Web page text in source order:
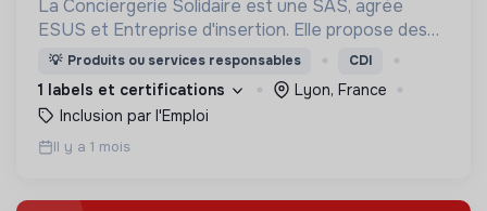
La Conciergerie Solidaire est une SAS, agrée
ESUS et Entreprise d'insertion. Elle propose des
services de conciergerie locaux et solidaires dans
les entreprises, Tiers Lieux et Quartiers.
💡 Produits ou services responsables CDI
1 labels et certifications
Lyon, France
Inclusion par l'Emploi
Il y a 1 mois